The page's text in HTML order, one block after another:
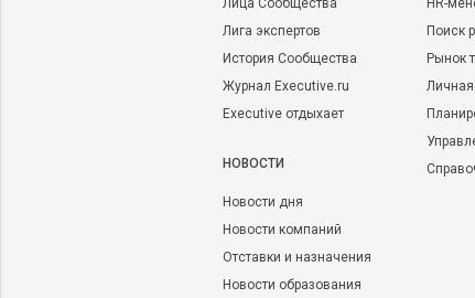
Лица Сообщества
Лига экспертов
История Сообщества
Журнал Executive.ru
Executive отдыхает
НОВОСТИ
Новости дня
Новости компаний
Отставки и назначения
Новости образования
HR-
Поиск
Рынок